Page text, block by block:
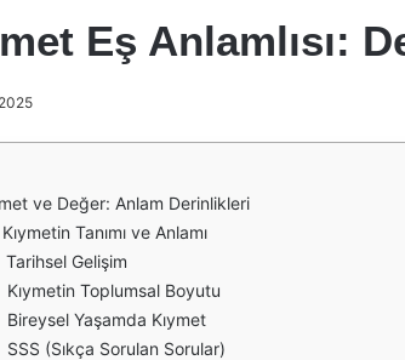
Eş Anlamlısı:
ve Değer: Anlam Derinlikleri
Kıymetin Tanımı ve Anlamı
Tarihsel Gelişim
Kıymetin Toplumsal Boyutu
Bireysel Yaşamda Kıymet
SSS (Sıkça Sorulan Sorular)